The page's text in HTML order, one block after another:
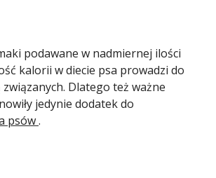
podawane w nadmiernej ilości
kalorii w diecie psa prowadzi do
Dlatego też ważne
jedynie dodatek do
psów.